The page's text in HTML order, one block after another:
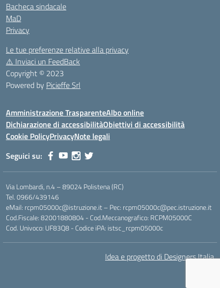
Bacheca sindacale
MaD
Privacy
Le tue preferenze relative alla privacy
⚠️ Inviaci un FeedBack
Copyright © 2023
Powered by Picieffe Srl
Amministrazione TrasparenteAlbo online
Dichiarazione di accessibilitàObiettivi di accessibilità
Cookie PolicyPrivacyNote legali
Seguici su:
Via Lombardi, n.4 – 89024 Polistena (RC)
Tel. 0966/439146
eMail: rcpm05000c@istruzione.it – Pec: rcpm05000c@pec.istruzione.it
Cod.Fiscale: 82001880804 - Cod.Meccanografico: RCPM05000C
Cod. Univoco: UF83Q8 - Codice iPA: istsc_rcpm05000c
Idea e progetto di Designers Italia